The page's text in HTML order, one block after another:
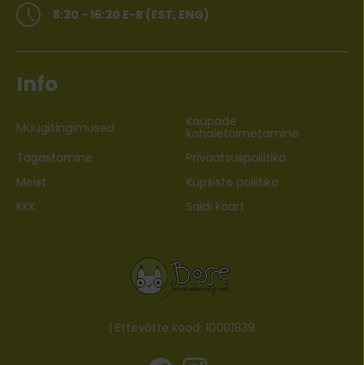
8:30 - 16:30 E-R (EST, ENG)
Info
Müügitingimused Kaupade
kohaletoimetamine
Tagastamine
Privaatsuspoliitika
Meist
Küpsiste poliitika
KKK
Saidi kaart
| Ettevõtte kood: 10001839